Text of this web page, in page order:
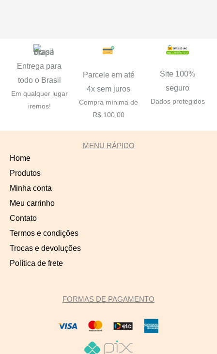
Entrega para
todo o Brasil
Em qualquer lugar
iremos!
Parcele em até
4x sem juros
Compra mínima de
R$ 100,00
Site 100%
seguro
Dados protegidos
MENU RÁPIDO
Home
Produtos
Minha conta
Meu carrinho
Contato
Termos e condições
Trocas e devoluções
Política de frete
FORMAS DE PAGAMENTO